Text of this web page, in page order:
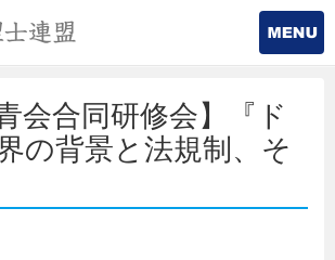
会合同研修会】『ド
の背景と法規制、そ